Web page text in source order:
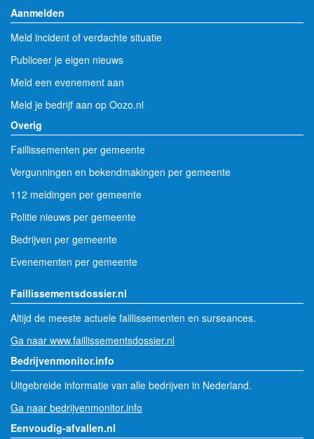
Aanmelden
Meld incident of verdachte situatie
Publiceer je eigen nieuws
Meld een evenement aan
Meld je bedrijf aan op Oozo.nl
Overig
Faillissementen per gemeente
Vergunningen en bekendmakingen per gemeente
112 meldingen per gemeente
Politie nieuws per gemeente
Bedrijven per gemeente
Evenementen per gemeente
Faillissementsdossier.nl
Altijd de meeste actuele faillissementen en surseances.
Ga naar www.faillissementsdossier.nl
Bedrijvenmonitor.info
Uitgebreide informatie van alle bedrijven in Nederland.
Ga naar bedrijvenmonitor.info
Eenvoudig-afvallen.nl